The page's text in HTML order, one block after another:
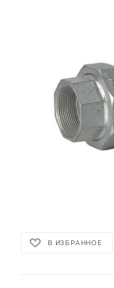
В ИЗБРАННОЕ